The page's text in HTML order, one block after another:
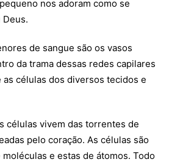
nos adoram como se
de sangue são os vasos
da trama dessas redes capilares
células dos diversos tecidos e
células vivem das torrentes de
pelo coração. As células são
e estas de átomos. Todo